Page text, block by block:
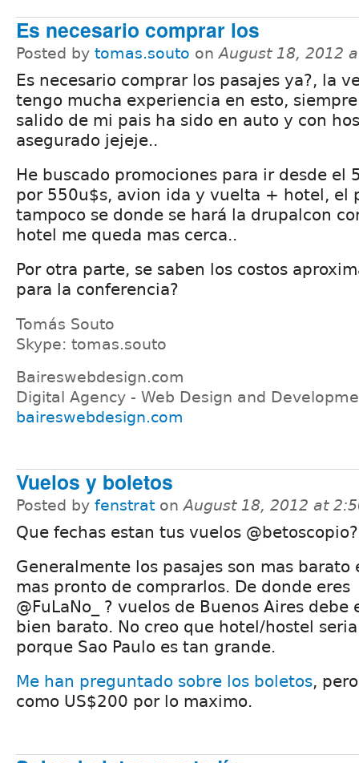
Es necesario comprar los
Posted by tomas.souto onAugust 18, 2012
Es necesario comprar los pasajes ya?, la
tengo mucha experiencia en esto,
salido de mi pais ha sido en auto y con
asegurado jejeje..
He buscado promociones para ir desde el
por 550u$s, avion ida y vuelta + hotel, el
tampoco se donde se hará la drupalcon
hotel me queda mas cerca..
Por otra parte, se saben los costos
para la conferencia?
Tomás Souto
Skype: tomas.souto
Baireswebdesign.com
Digital Agency - Web Design and
baireswebdesign.com
Vuelos y boletos
Posted by fenstrat onAugust 18, 2012 at
Que fechas estan tus vuelos @betoscopio?
Generalmente los pasajes son mas barato
mas pronto de comprarlos. De donde eres
@FuLaNo_ ? vuelos de Buenos Aires debe
bien barato. No creo que hotel/hostel
porque Sao Paulo es tan grande.
Me han preguntado sobre los boletos,
como US$200 por lo maximo.